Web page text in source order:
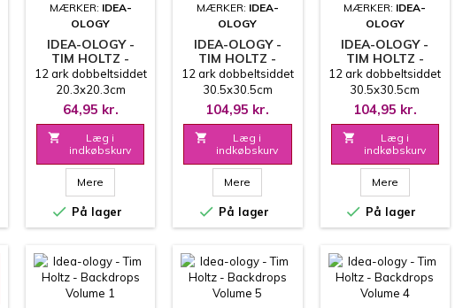
MÆRKER: IDEA-
OLOGY
IDEA-OLOGY -
TIM HOLTZ -
PALETTE
COLLECTION 8X8
- PINK - TH94469
12 ark dobbeltsiddet
20.3x20.3cm
64,95 kr.

Læg i
indkøbskurv
Mere
 På lager
MÆRKER: IDEA-
OLOGY
IDEA-OLOGY -
TIM HOLTZ -
PALETTE
COLLECTION
12X12 - ORANGE -
TH94457
12 ark dobbeltsiddet
30.5x30.5cm
104,95 kr.

Læg i
indkøbskurv
Mere
 På lager
MÆRKER: IDEA-
OLOGY
IDEA-OLOGY -
TIM HOLTZ -
PALETTE
COLLECTION
12X12 - RED -
TH94456
12 ark dobbeltsiddet
30.5x30.5cm
104,95 kr.

Læg i
indkøbskurv
Mere
 På lager